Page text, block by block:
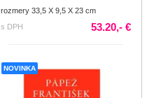
rozmery 33,5 X 9,5 X 23 cm
s DPH
53.20,- €
NOVINKA